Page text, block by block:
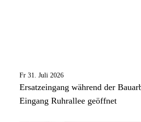
Fr 31. Juli 2026
Ersatzeingang während der
Eingang Ruhrallee geöffnet